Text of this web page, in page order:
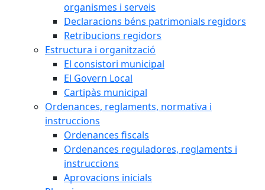
organismes i serveis
Declaracions béns patrimonials regidors
Retribucions regidors
Estructura i organització
El consistori municipal
El Govern Local
Cartipàs municipal
Ordenances, reglaments, normativa i
instruccions
Ordenances fiscals
Ordenances reguladores, reglaments i
instruccions
Aprovacions inicials